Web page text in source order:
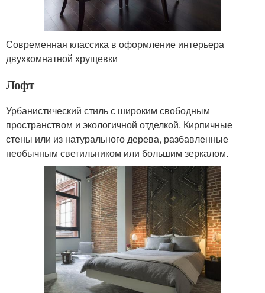
Современная классика в оформление интерьера
двухкомнатной хрущевки
Лофт
Урбанистический стиль с широким свободным
пространством и экологичной отделкой. Кирпичные
стены или из натурального дерева, разбавленные
необычным светильником или большим зеркалом.